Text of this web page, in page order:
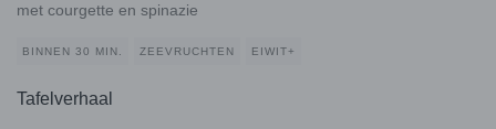
met courgette en spinazie
BINNEN 30 MIN. ZEEVRUCHTEN EIWIT+
Tafelverhaal